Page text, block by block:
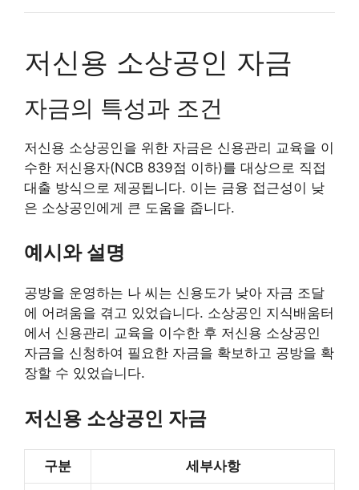
저신용 소상공인 자금
자금의 특성과 조건
저신용 소상공인을 위한 자금은 신용관리 교육을 이
수한 저신용자(NCB 839점 이하)를 대상으로 직접
대출 방식으로 제공됩니다. 이는 금융 접근성이 낮
은 소상공인에게 큰 도움을 줍니다.
예시와 설명
공방을 운영하는 나 씨는 신용도가 낮아 자금 조달
에 어려움을 겪고 있었습니다. 소상공인 지식배움터
에서 신용관리 교육을 이수한 후 저신용 소상공인
자금을 신청하여 필요한 자금을 확보하고 공방을 확
장할 수 있었습니다.
저신용 소상공인 자금
구분 세부사항